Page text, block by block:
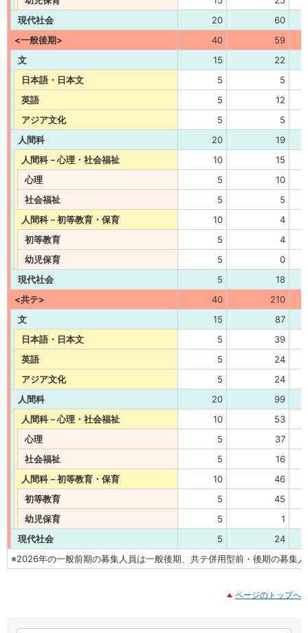
現代社会
20
60
<一般後期>
40
59
文
15
22
日本語・日本文
5
5
英語
5
12
アジア文化
5
5
人間科
20
19
人間科－心理・社会福祉
10
15
心理
5
10
社会福祉
5
5
人間科－初等教育・保育
10
4
初等教育
5
4
幼児保育
5
0
現代社会
5
18
<共テ>
40
210
文
15
87
日本語・日本文
5
39
英語
5
24
アジア文化
5
24
人間科
20
99
人間科－心理・社会福祉
10
53
心理
5
37
社会福祉
5
16
人間科－初等教育・保育
10
46
初等教育
5
45
幼児保育
5
1
現代社会
5
24
※2026年の一般前期の募集人員は一般後期、共テ併用型前・後期の募集
ページのトップへ